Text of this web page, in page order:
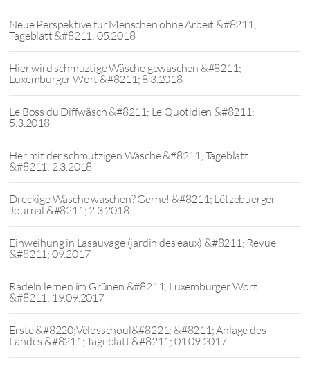
Neue Perspektive für Menschen ohne Arbeit &#8211;
Tageblatt &#8211; 05.2018
Hier wird schmuztige Wäsche gewaschen &#8211;
Luxemburger Wort &#8211; 8.3.2018
Le Boss du Diffwäsch &#8211; Le Quotidien &#8211;
5.3.2018
Her mit der schmutzigen Wäsche &#8211; Tageblatt
&#8211; 2.3.2018
Dreckige Wäsche waschen? Gerne! &#8211; Lëtzebuerger
Journal &#8211; 2.3.2018
Einweihung in Lasauvage (jardin des eaux) &#8211; Revue
&#8211; 09.2017
Radeln lernen im Grünen &#8211; Luxemburger Wort
&#8211; 19.09.2017
Erste &#8220;Vëlosschoul&#8221; &#8211; Anlage des
Landes &#8211; Tageblatt &#8211; 01.09.2017